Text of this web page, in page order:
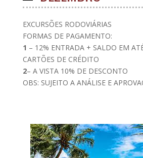
EXCURSÕES RODOVIÁRIAS
FORMAS DE PAGAMENTO:
1 – 12% ENTRADA + SALDO EM
CARTÕES DE CRÉDITO
2– A VISTA 10% DE DESCONTO
OBS: SUJEITO A ANÁLISE E